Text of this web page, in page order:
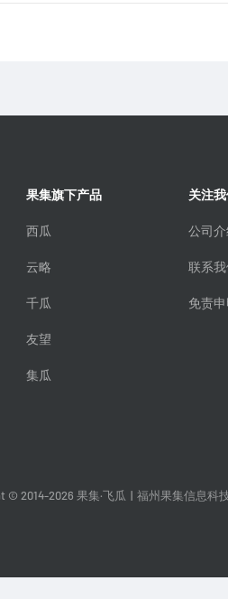
果集旗下产品
西瓜
云略
千瓜
友望
集瓜
关注
公司
联系
免责
© 2014-2026 果集·飞瓜 福州果集信息科